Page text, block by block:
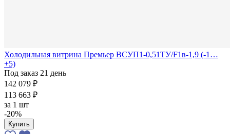
Холодильная витрина Премьер ВСУП1-0,51ТУ/F1в-1,9 (-1…
+5)
Под заказ 21 день
142 079 ₽
113 663 ₽
за 1 шт
-20%
Купить